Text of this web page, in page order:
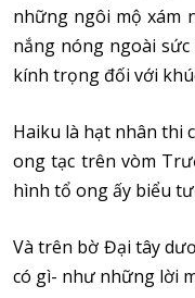
những ngôi mộ xám
nắng nóng ngoài
kính trọng đối với
Haiku là hạt nhân thi
ong tạc trên vòm
hình tổ ong ấy biểu
Và trên bờ Đại tây
có gì- như những lời